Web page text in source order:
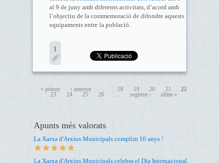
al 9 de juny amb diferents activitats, d’acord amb
l’objectiu de la commemoració de difondre aquests
equipaments entre la població.
1
« primer ‹ anterior … 18 19 20 21
22
23
24 25 26 … següent › últim »
Apunts més valorats
La Xarxa d'Arxius Municipals complim 10 anys !
La Xarxa d'Arxius Municipals celebra el Dia Internacional